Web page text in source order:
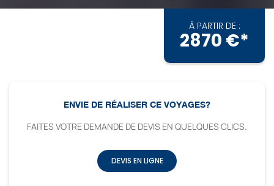
À PARTIR DE :
2870 €*
ENVIE DE RÉALISER CE VOYAGES?
FAITES VOTRE DEMANDE DE DEVIS EN QUELQUES CLICS.
DEVIS EN LIGNE